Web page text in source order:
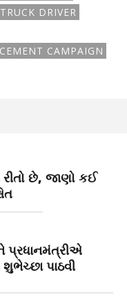
DRIVER
CAMPAIGN
રીતો છે, જાણો કઈ
પ્રધાનમંત્રીએ
પાઠવી